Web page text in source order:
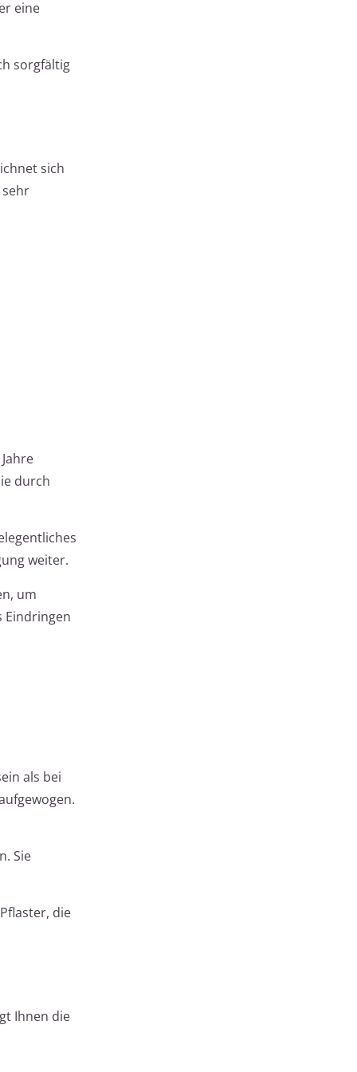
eine
sorgfältig
sich
durch
weiter.
um
Eindringen
als bei
Sie
die
Ihnen die